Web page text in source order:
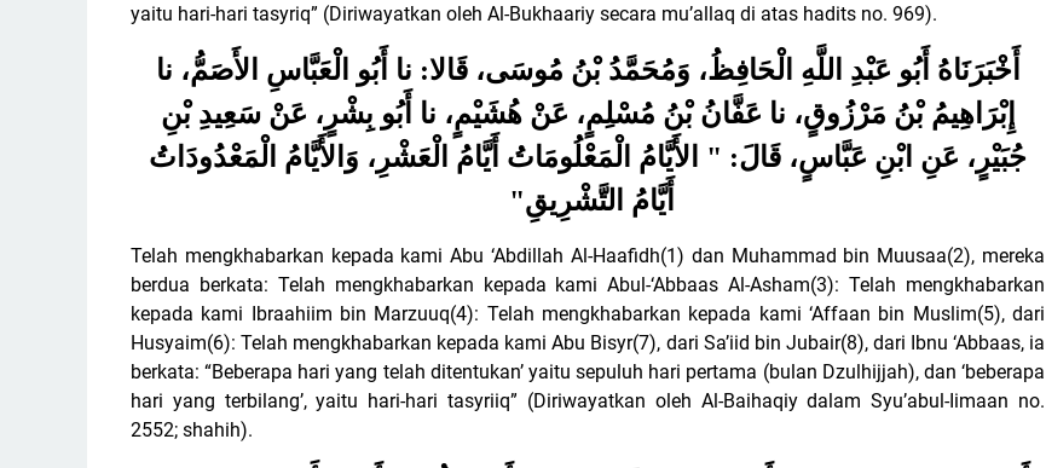
yaitu hari-hari tasyriq” (Diriwayatkan oleh Al-Bukhaariy secara mu’allaq di atas hadits no. 969).
أَخْبَرَنَاهُ أَبُو عَبْدِ اللَّهِ الْحَافِظُ، وَمُحَمَّدُ بْنُ مُوسَى، قَالا: نا أَبُو الْعَبَّاسِ الأَصَمُّ، نا
إِبْرَاهِيمُ بْنُ مَرْزُوقٍ، نا عَفَّانُ بْنُ مُسْلِمٍ، عَنْ هُشَيْمٍ، نا أَبُو بِشْرٍ، عَنْ سَعِيدِ بْنِ
جُبَيْرٍ، عَنِ ابْنِ عَبَّاسٍ، قَالَ: " الأَيَّامُ الْمَعْلُومَاتُ أَيَّامُ الْعَشْرِ، وَالأَيَّامُ الْمَعْدُودَاتُ
أَيَّامُ التَّشْرِيقِ"
Telah mengkhabarkan kepada kami Abu ‘Abdillah Al-Haafidh(1) dan Muhammad bin Muusaa(2), mereka
berdua berkata: Telah mengkhabarkan kepada kami Abul-‘Abbaas Al-Asham(3): Telah mengkhabarkan
kepada kami Ibraahiim bin Marzuuq(4): Telah mengkhabarkan kepada kami ‘Affaan bin Muslim(5), dari
Husyaim(6): Telah mengkhabarkan kepada kami Abu Bisyr(7), dari Sa’iid bin Jubair(8), dari Ibnu ‘Abbaas, ia
berkata: “Beberapa hari yang telah ditentukan’ yaitu sepuluh hari pertama (bulan Dzulhijjah), dan ‘beberapa
hari yang terbilang’, yaitu hari-hari tasyriiq” (Diriwayatkan oleh Al-Baihaqiy dalam Syu’abul-Iimaan no.
2552; shahih).